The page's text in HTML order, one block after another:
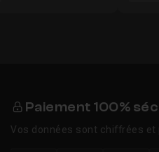
Paiement 100%
Vos données sont chiffrées